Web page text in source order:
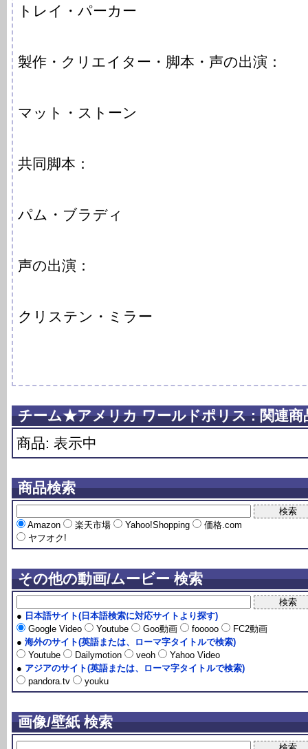
トレイ・パーカー
製作・クリエイター・脚本・声の出演：
マット・ストーン
共同脚本：
パム・ブラディ
声の出演：
クリステン・ミラー
チーム★アメリカ ワールドポリス : 関連
商品: 表示中
商品検索
Amazon 楽天市場 Yahoo!Shopping
価格.com
ヤフオク!
その他の動画/ムービー 検索
● 日本語サイト(日本語検索に対応サイトより探す)
Google Video
Youtube Goo動画 fooooo
FC2動画
● 海外のサイト(英語または、ローマ字タイトルで検索)
Youtube
Dailymotion veoh
Yahoo Video
● アジアのサイト(英語または、ローマ字タイトルで検索)
pandora.tv
youku
画像/壁紙 検索